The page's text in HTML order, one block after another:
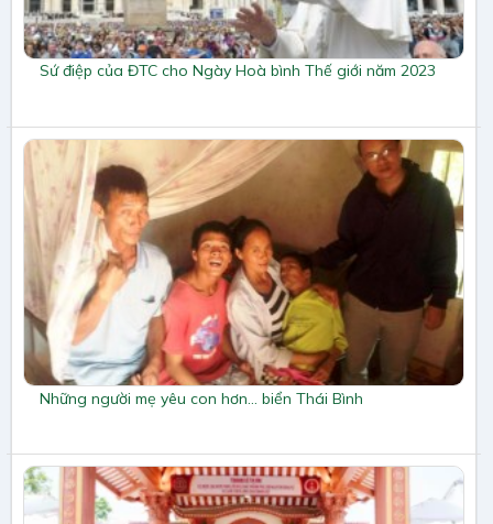
Sứ điệp của ĐTC cho Ngày Hoà bình Thế giới năm 2023
Những người mẹ yêu con hơn… biển Thái Bình